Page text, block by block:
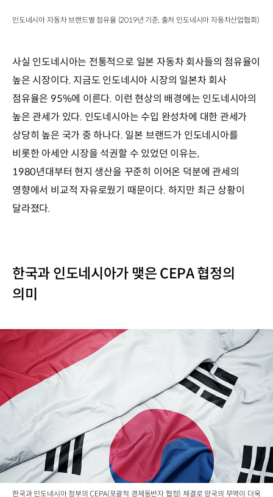
인도네시아 자동차 브랜드별 점유율 (2019년 기준, 출처 인도네시아 자동차산업협회)
사실 인도네시아는 전통적으로 일본 자동차 회사들의 점유율이
높은 시장이다. 지금도 인도네시아 시장의 일본차 회사
점유율은 95%에 이른다. 이런 현상의 배경에는 인도네시아의
높은 관세가 있다. 인도네시아는 수입 완성차에 대한 관세가
상당히 높은 국가 중 하나다. 일본 브랜드가 인도네시아를
비롯한 아세안 시장을 석권할 수 있었던 이유는,
1980년대부터 현지 생산을 꾸준히 이어온 덕분에 관세의
영향에서 비교적 자유로웠기 때문이다. 하지만 최근 상황이
달라졌다.
한국과 인도네시아가 맺은 CEPA 협정의
의미
한국과 인도네시아 정부의 CEPA(포괄적 경제동반자 협정) 체결로 양국의 무역이 더욱